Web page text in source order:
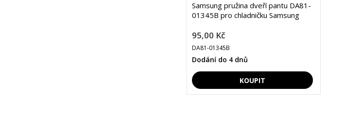
Samsung pružina dveří pantu DA81-
01345B pro chladničku Samsung
95,00 Kč
DA81-01345B
Dodání do 4 dnů